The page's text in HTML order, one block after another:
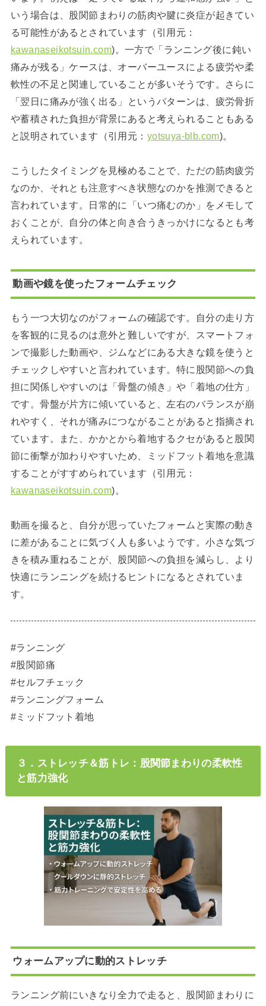
いう場合は、股関節まわりの筋肉や腱に炎症が起きてい
る可能性があるとされています（引用元：
kawanaseikotsuin.com)。一方で「ランニング後に鈍い
痛みが残る」ケースは、オーバーユースによる疲労や柔
軟性の不足と関連していることが多いそうです。さらに
「翌日に痛みが強く出る」というパターンは、疲労骨折
や蓄積された負担が背景にあると考えられることもある
と説明されています（引用元： yotsuya-blb.com)。
こうしたタイミングを見極めることで、ただの筋肉疲労
なのか、それとも注意すべき状態なのかを推測できると
言われています。日常的に「いつ痛むのか」をメモして
おくことが、自分の体と向き合うきっかけになるとも考
えられています。
動画や鏡を使ったフォームチェック
もう一つ大切なのがフォームの確認です。自分の走り方
を客観的に見るのは意外と難しいですが、スマートフォ
ンで撮影した動画や、ジムなどにある大きな鏡を使うと
チェックしやすいと言われています。特に股関節への負
担に関係しやすいのは「骨盤の傾き」や「着地の仕方」
です。骨盤が片方に傾いていると、左右のバランスが崩
れやすく、それが痛みにつながることがあると指摘され
ています。また、かかとから着地するクセがあると股関
節に衝撃が加わりやすいため、ミッドフット着地を意識
することがすすめられています（引用元：
kawanaseikotsuin.com)。
動画を撮ると、自分が思っていたフォームと実際の動き
に差があることに気づく人も多いようです。小さな気づ
きを積み重ねることが、股関節への負担を減らし、より
快適にランニングを続けるヒントになるとされていま
す。
#ランニング
#股関節痛
#セルフチェック
#ランニングフォーム
#ミッドフット着地
３．ストレッチ＆筋トレ：股関節まわりの柔軟性
と筋力強化
ウォームアップに動的ストレッチ
ランニング前にいきなり全力で走ると、股関節まわりに